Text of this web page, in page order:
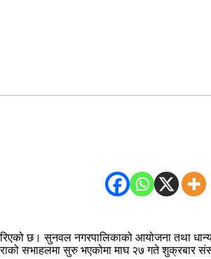
छ। सुनवल नगरपालिकाको आयोजना तथा
सभाहलमा सुरु भएकोमा माघ २७ गते शुक्रबार